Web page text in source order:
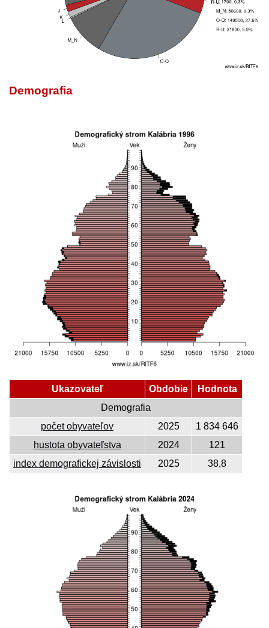
Demografia
Ukazovateľ Obdobie
Hodnota
Demografia
počet obyvateľov
2025
1 834 646
hustota obyvateľstva
2024
121
index demografickej závislosti
2025 38,8